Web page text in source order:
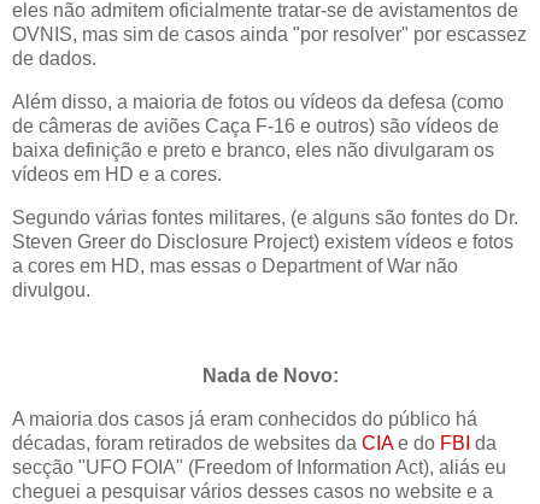
eles não admitem oficialmente tratar-se de avistamentos de
OVNIS, mas sim de casos ainda "por resolver" por escassez
de dados.
Além disso, a maioria de fotos ou vídeos da defesa (como
de câmeras de aviões Caça F-16 e outros) são vídeos de
baixa definição e preto e branco, eles não divulgaram os
vídeos em HD e a cores.
Segundo várias fontes militares, (e alguns são fontes do Dr.
Steven Greer do Disclosure Project) existem vídeos e fotos
a cores em HD, mas essas o Department of War não
divulgou.
Nada de Novo:
A maioria dos casos já eram conhecidos do público há
décadas, foram retirados de websites da CIAe do FBI da
secção "UFO FOIA" (Freedom of Information Act), aliás eu
cheguei a pesquisar vários desses casos no website e a